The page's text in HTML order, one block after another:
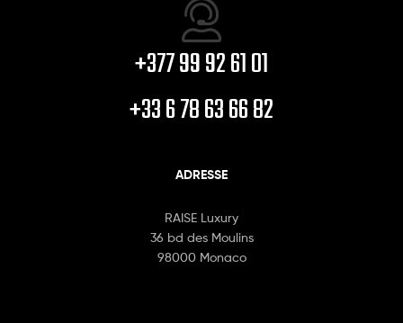
+377 99 92 61 01
+33 6 78 63 66 82
ADRESSE
RAISE Luxury
36 bd des Moulins
98000 Monaco